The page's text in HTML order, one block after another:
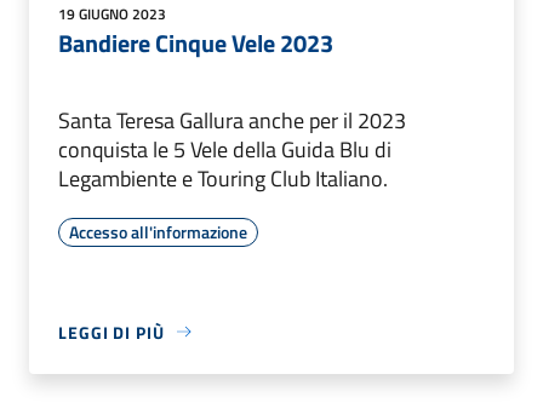
19 GIUGNO 2023
Bandiere Cinque Vele 2023
Santa Teresa Gallura anche per il 2023
conquista le 5 Vele della Guida Blu di
Legambiente e Touring Club Italiano.
Accesso all'informazione
LEGGI DI PIÙ